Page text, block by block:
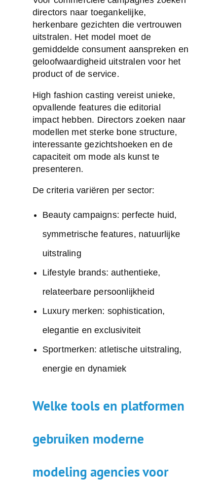
directors naar toegankelijke,
herkenbare gezichten die vertrouwen
uitstralen. Het model moet de
gemiddelde consument aanspreken en
geloofwaardigheid uitstralen voor het
product of de service.
High fashion casting vereist unieke,
opvallende features die editorial
impact hebben. Directors zoeken naar
modellen met sterke bone structure,
interessante gezichtshoeken en de
capaciteit om mode als kunst te
presenteren.
De criteria variëren per sector:
Beauty campaigns: perfecte huid,
symmetrische features, natuurlijke
uitstraling
Lifestyle brands: authentieke,
relateerbare persoonlijkheid
Luxury merken: sophistication,
elegantie en exclusiviteit
Sportmerken: atletische uitstraling,
energie en dynamiek
Welke tools en platformen
gebruiken moderne
modeling agencies voor